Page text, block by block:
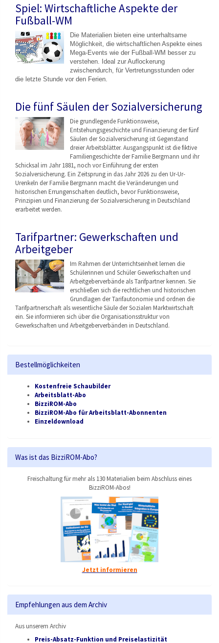
Spiel: Wirtschaftliche Aspekte der
Fußball-WM
Die Materialien bieten eine unterhaltsame
Möglichkeit, die wirtschaftlichen Aspekte eines
Mega-Events wie der Fußball-WM besser zu
verstehen. Ideal zur Auflockerung
zwischendurch, für Vertretungsstunden oder
die letzte Stunde vor den Ferien.
Die fünf Säulen der Sozialversicherung
Die grundlegende Funktionsweise,
Entstehungsgeschichte und Finanzierung der fünf
Säulen der Sozialversicherung ist Gegenstand
dreier Arbeitsblätter. Ausgangspunkt ist die fiktive
Familiengeschichte der Familie Bergmann und ihr
Schicksal im Jahr 1881, noch vor Einführung der ersten
Sozialversicherung. Ein Zeitsprung in das Jahr 2026 zu den Ur-Ur-
Urenkeln der Familie Bergmann macht die Veränderungen und
historischen Errungenschaften deutlich, bevor Funktionsweise,
Prinzipien und Finanzierung der Sozialversicherung in Deutschland
erarbeitet werden.
Tarifpartner: Gewerkschaften und
Arbeitgeber
Im Rahmen der Unterrichtseinheit lernen die
Schülerinnen und Schüler Gewerkschaften und
Arbeitgeberverbände als Tarifpartner kennen. Sie
erschließen sich die rechtlichen und historischen
Grundlagen der Tarifautonomie und ordnen die
Tarifpartnerschaft als wesentliche Säule der Sozialen Marktwirtschaft
ein. Sie informieren sich über die Organisationsstruktur von
Gewerkschaften und Arbeitgeberverbänden in Deutschland.
Bestellmöglichkeiten
Kostenfreie Schaubilder
Arbeitsblatt-Abo
BizziROM-Abo
BizziROM-Abo für Arbeitsblatt-Abonnenten
Einzeldownload
Was ist das BizziROM-Abo?
Freischaltung für mehr als 130 Materialien beim Abschluss eines
BizziROM-Abos!
Jetzt informieren
Empfehlungen aus dem Archiv
Aus unserem Archiv
Preis-Absatz-Funktion und Preiselastizität